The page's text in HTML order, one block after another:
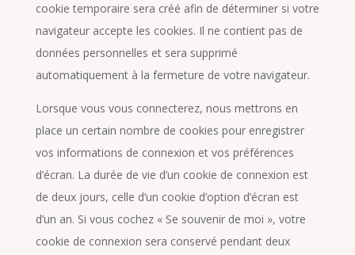
cookie temporaire sera créé afin de déterminer si votre
navigateur accepte les cookies. Il ne contient pas de
données personnelles et sera supprimé
automatiquement à la fermeture de votre navigateur.
Lorsque vous vous connecterez, nous mettrons en
place un certain nombre de cookies pour enregistrer
vos informations de connexion et vos préférences
d’écran. La durée de vie d’un cookie de connexion est
de deux jours, celle d’un cookie d’option d’écran est
d’un an. Si vous cochez « Se souvenir de moi », votre
cookie de connexion sera conservé pendant deux